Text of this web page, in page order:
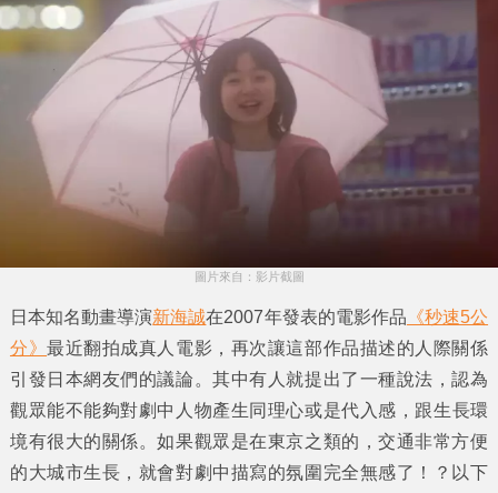
圖片來自：影片截圖
日本知名動畫導演新海誠在2007年發表的電影作品 《秒速5公
分》最近翻拍成真人電影，再次讓這部作品描述的人際關係
引發日本網友們的議論。其中有人就提出了一種說法，認為
觀眾能不能夠對劇中人物產生同理心或是代入感 ，跟生長環
境有很大的關係。如果觀眾是在東京之類的，交通非常方便
的大城市生長，就會對劇中描寫的氛圍完全無感了！？以下